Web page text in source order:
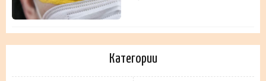
Категории